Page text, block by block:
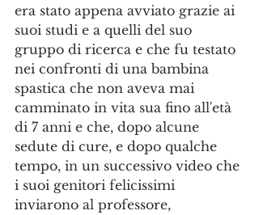
era stato appena avviato grazie ai
suoi studi e a quelli del suo
gruppo di ricerca e che fu testato
nei confronti di una bambina
spastica che non aveva mai
camminato in vita sua fino all'età
di 7 anni e che, dopo alcune
sedute di cure, e dopo qualche
tempo, in un successivo video che
i suoi genitori felicissimi
inviarono al professore,